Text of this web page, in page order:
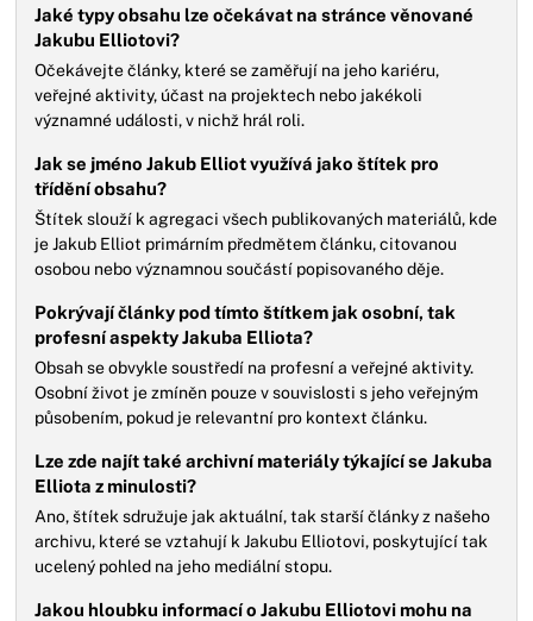
Jaké typy obsahu lze očekávat na stránce věnované
Jakubu Elliotovi?
Očekávejte články, které se zaměřují na jeho kariéru,
veřejné aktivity, účast na projektech nebo jakékoli
významné události, v nichž hrál roli.
Jak se jméno Jakub Elliot využívá jako štítek pro
třídění obsahu?
Štítek slouží k agregaci všech publikovaných materiálů, kde
je Jakub Elliot primárním předmětem článku, citovanou
osobou nebo významnou součástí popisovaného děje.
Pokrývají články pod tímto štítkem jak osobní, tak
profesní aspekty Jakuba Elliota?
Obsah se obvykle soustředí na profesní a veřejné aktivity.
Osobní život je zmíněn pouze v souvislosti s jeho veřejným
působením, pokud je relevantní pro kontext článku.
Lze zde najít také archivní materiály týkající se Jakuba
Elliota z minulosti?
Ano, štítek sdružuje jak aktuální, tak starší články z našeho
archivu, které se vztahují k Jakubu Elliotovi, poskytující tak
ucelený pohled na jeho mediální stopu.
Jakou hloubku informací o Jakubu Elliotovi mohu na